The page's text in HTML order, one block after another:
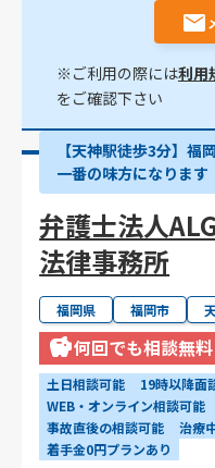
※ご利用の際には利用
をご確認下さい
【天神駅徒歩3分】福
一番の味方になります
弁護士法人
法律事務所
福岡県 福岡市
何回でも相談無料
土日相談可能 19時以降面
WEB・オンライン相談可能
事故直後の相談可能
治療
着手金0円プランあり